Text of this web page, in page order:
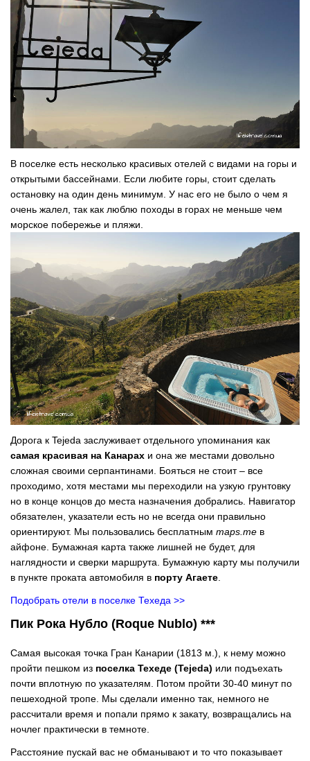
В поселке есть несколько красивых отелей с видами на горы и
открытыми бассейнами. Если любите горы, стоит сделать
остановку на один день минимум. У нас его не было о чем я
очень жалел, так как люблю походы в горах не меньше чем
морское побережье и пляжи.
Дорога к Tejeda заслуживает отдельного упоминания как
самая красивая на Канарах и она же местами довольно
сложная своими серпантинами. Бояться не стоит – все
проходимо, хотя местами мы переходили на узкую грунтовку
но в конце концов до места назначения добрались. Навигатор
обязателен, указатели есть но не всегда они правильно
ориентируют. Мы пользовались бесплатным maps.me в
айфоне. Бумажная карта также лишней не будет, для
наглядности и сверки маршрута. Бумажную карту мы получили
в пункте проката автомобиля в порту Агаете
Подобрать отели в поселке Техеда >>
Пик Рока Нубло (Roque Nublo) ***
Самая высокая точка Гран Канарии (1813 м.), к нему можно
пройти пешком из поселка Техеде (Tejeda) или подъехать
почти вплотную по указателям. Потом пройти 30-40 минут по
пешеходной тропе. Мы сделали именно так, немного не
рассчитали время и попали прямо к закату, возвращались на
ночлег практически в темноте.
Расстояние пускай вас не обманывают и то что показывает